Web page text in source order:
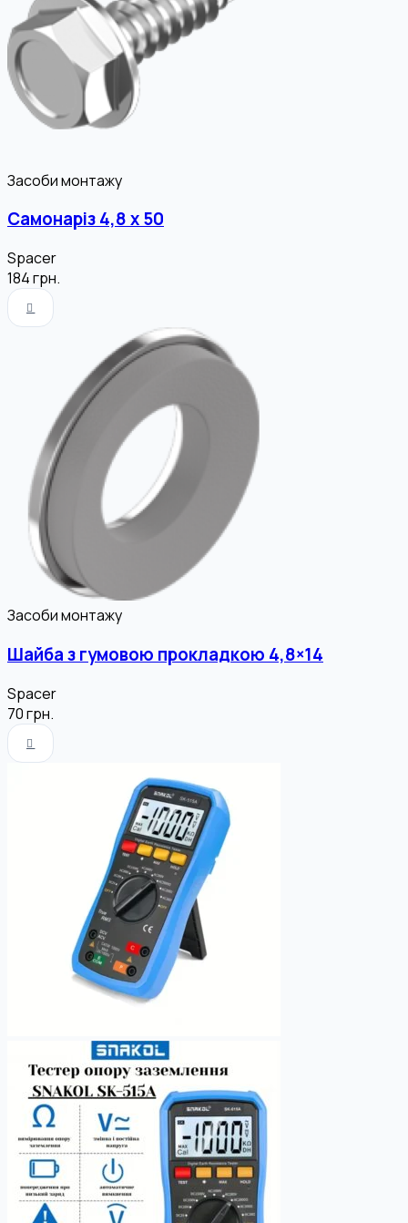
Засоби монтажу
Самонаріз 4,8 х 50
Spacer
184грн.
Засоби монтажу
Шайба з гумовою прокладкою 4,8×14
Spacer
70грн.